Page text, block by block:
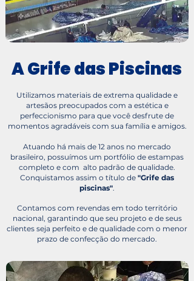
A Grife das Piscinas
Utilizamos materiais de extrema qualidade e
artesãos preocupados com a estética e
perfeccionismo para que você desfrute de
momentos agradáveis com sua família e amigos.
Atuando há mais de 12 anos no mercado
brasileiro, possuímos um portfólio de estampas
completo e com alto padrão de qualidade.
Conquistamos assim o título de "Grife das
piscinas".
Contamos com revendas em todo território
nacional, garantindo que seu projeto e de seus
clientes seja perfeito e de qualidade com o menor
prazo de confecção do mercado.